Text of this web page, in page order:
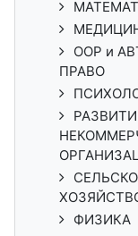
ООР и
ПРАВО
ФИЗИКА